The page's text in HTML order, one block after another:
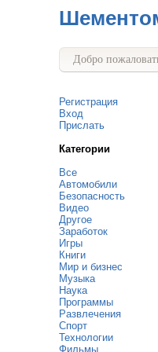
Добро
Регистрация
Вход
Прислать
Категории
Все
Автомобили
Безопасность
Видео
Другое
Заработок
Игры
Книги
Мир и бизнес
Музыка
Наука
Программы
Развлечения
Спорт
Технологии
Фильмы